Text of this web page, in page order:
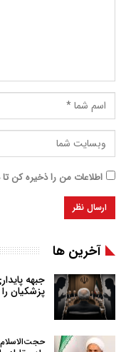
اطلاعات من را ذخیره کن تا
آخرین ها
جبهه
پزشکیان